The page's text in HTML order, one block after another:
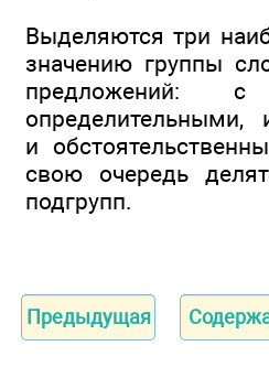
Выделяются три
значению группы
предложений: с
определительными,
и
свою очередь
подгрупп.
Предыдущая